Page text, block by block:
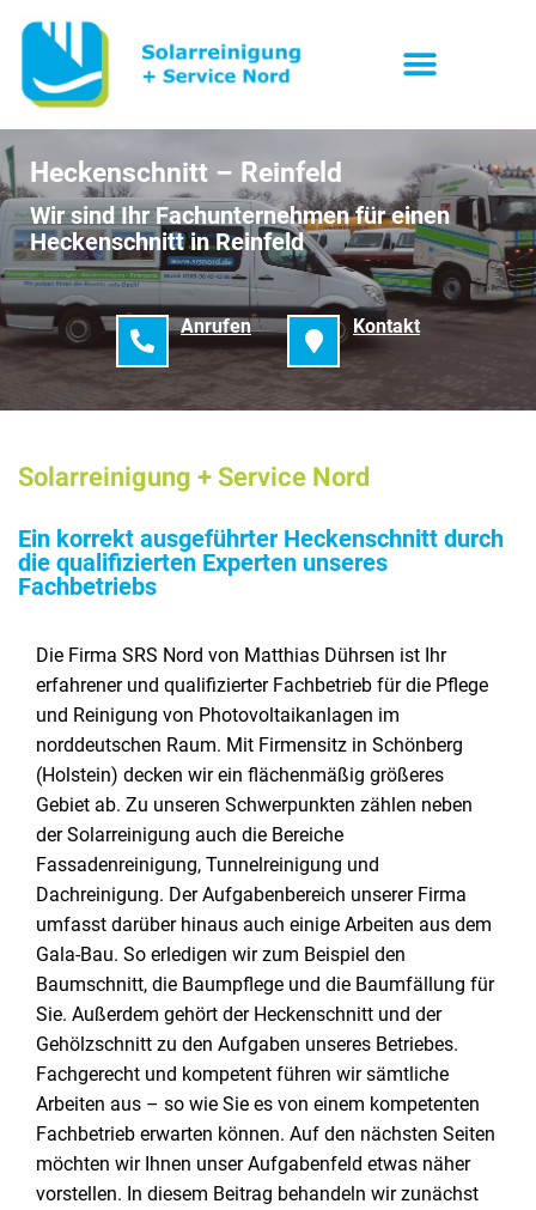
Heckenschnitt – Reinfeld
Wir sind Ihr Fachunternehmen für einen
Heckenschnitt in Reinfeld
Anrufen Kontakt
Solarreinigung + Service Nord
Ein korrekt ausgeführter Heckenschnitt durch
die qualifizierten Experten unseres
Fachbetriebs
Die Firma SRS Nord von Matthias Dührsen ist Ihr
erfahrener und qualifizierter Fachbetrieb für die Pflege
und Reinigung von Photovoltaikanlagen im
norddeutschen Raum. Mit Firmensitz in Schönberg
(Holstein) decken wir ein flächenmäßig größeres
Gebiet ab. Zu unseren Schwerpunkten zählen neben
der Solarreinigung auch die Bereiche
Fassadenreinigung, Tunnelreinigung und
Dachreinigung. Der Aufgabenbereich unserer Firma
umfasst darüber hinaus auch einige Arbeiten aus dem
Gala-Bau. So erledigen wir zum Beispiel den
Baumschnitt, die Baumpflege und die Baumfällung für
Sie. Außerdem gehört der Heckenschnitt und der
Gehölzschnitt zu den Aufgaben unseres Betriebes.
Fachgerecht und kompetent führen wir sämtliche
Arbeiten aus – so wie Sie es von einem kompetenten
Fachbetrieb erwarten können. Auf den nächsten Seiten
möchten wir Ihnen unser Aufgabenfeld etwas näher
vorstellen. In diesem Beitrag behandeln wir zunächst